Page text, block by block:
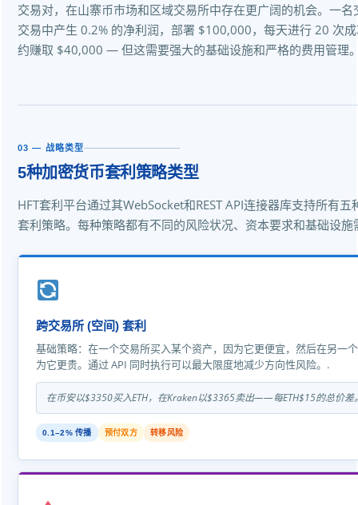
交易对，在山寨币市场和区域交易所中存在更广阔的机会。一
交易中产生 0.2% 的净利润，部署 $100,000，每天进行 20 次
约赚取 $40,000 — 但这需要强大的基础设施和严格的费用管理
03 — 战略类型
5种加密货币套利策略类型
HFT套利平台通过其WebSocket和REST API连接器库支持所有
套利策略。每种策略都有不同的风险状况、资本要求和基础设施
跨交易所 (空间) 套利
基础策略：在一个交易所买入某个资产，因为它更便宜，然后在另一
为它更贵。通过 API 同时执行可以最大限度地减少方向性风险。.
在币安以$3350买入ETH，在Kraken以$3365卖出——每ETH$15的总价差
0.1–2% 传播 预付双方 转移风险